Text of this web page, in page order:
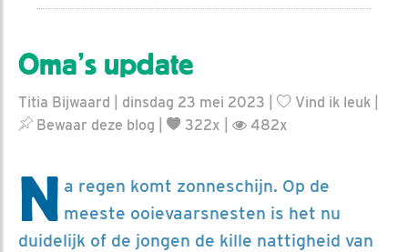
Oma’s update
Titia Bijwaard | dinsdag 23 mei 2023 | Vind ik leuk
Bewaar deze blog
322x | 482x
N a regen komt zonneschijn. Op de
meeste ooievaarsnesten is het nu
duidelijk of de jongen de kille nattigheid van